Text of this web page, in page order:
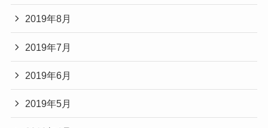
2019年8月
2019年7月
2019年6月
2019年5月